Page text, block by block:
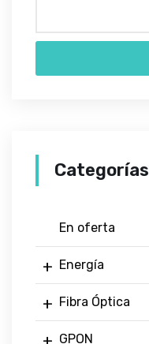
Categorías
En oferta
Energía
Fibra Óptica
GPON